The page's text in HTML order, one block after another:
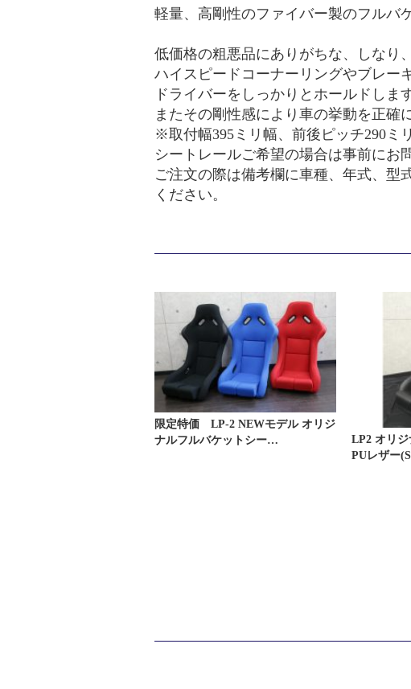
軽量、高剛性のファイバー製のフルバ
低価格の粗悪品にありがちな、しなり
ハイスピードコーナーリングやブレー
ドライバーをしっかりとホールドします
またその剛性感により車の挙動を正確
※取付幅395ミリ幅、前後ピッチ290ミ
シートレールご希望の場合は事前にお
ご注文の際は備考欄に車種、年式、型
ください。
限定特価 LP-2 NEWモデル オリジ
ナルフルバケットシー…
LP2 オリジ
PUレザー